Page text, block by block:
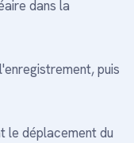
dans la
puis
le déplacement du